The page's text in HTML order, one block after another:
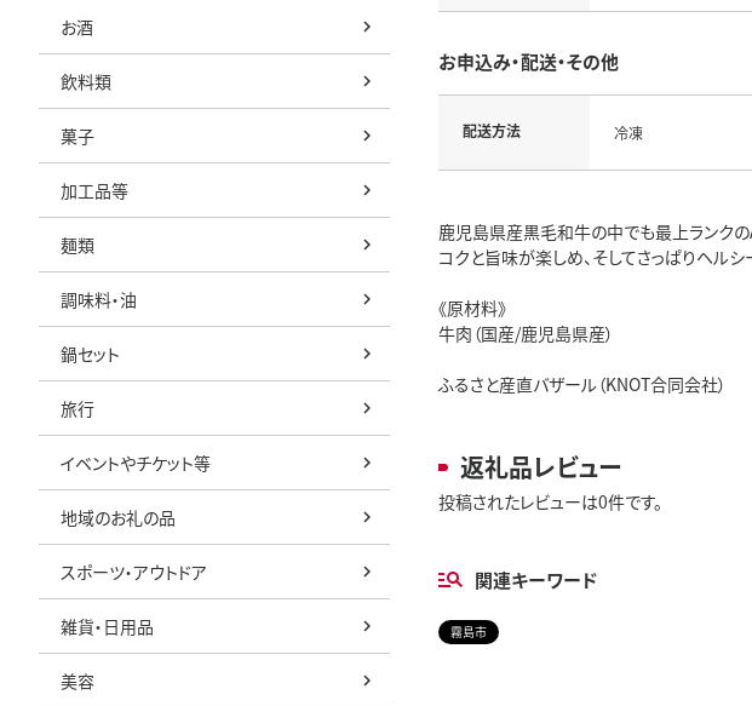
お酒
飲料類
菓子
加工品等
麺類
調味料・油
鍋セット
旅行
イベントやチケット等
地域のお礼の品
スポーツ・アウトドア
雑貨・日用品
美容
お申込み・配送・その他
配送方法 冷凍
鹿児島県産黒毛和牛の中でも最上ランクの
コクと旨味が楽しめ、そしてさっぱりヘル
《原材料》
牛肉（国産/鹿児島県産）
ふるさと産直バザール（KNOT合同会社）
返礼品レビュー
投稿されたレビューは0件です。
関連キーワード
霧島市